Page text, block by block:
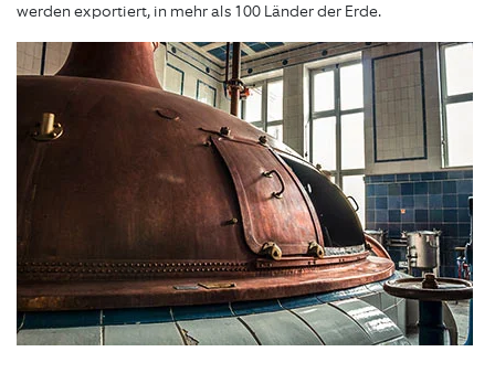
werden exportiert, in mehr als 100 Länder der Erde.